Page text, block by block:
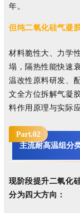
年。
但纯二氧化硅气凝
材料脆性大、力学
塌，隔热性能快速
温改性原料研发、
文全方位拆解气凝
料作用原理与实际
Part.02
主流耐高温组分
现阶段提升二氧化
分为四大方向：